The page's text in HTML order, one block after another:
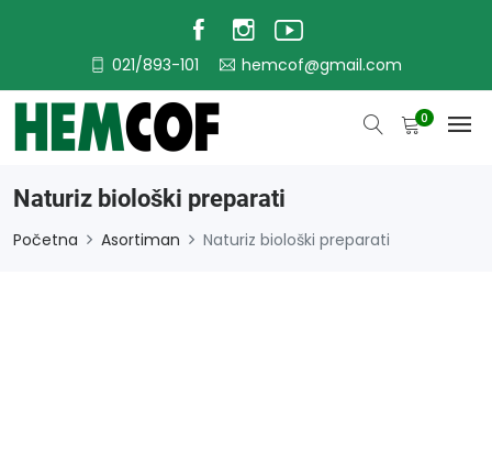
021/893-101 hemcof@gmail.com
0
Naturiz biološki preparati
Početna Asortiman Naturiz biološki preparati